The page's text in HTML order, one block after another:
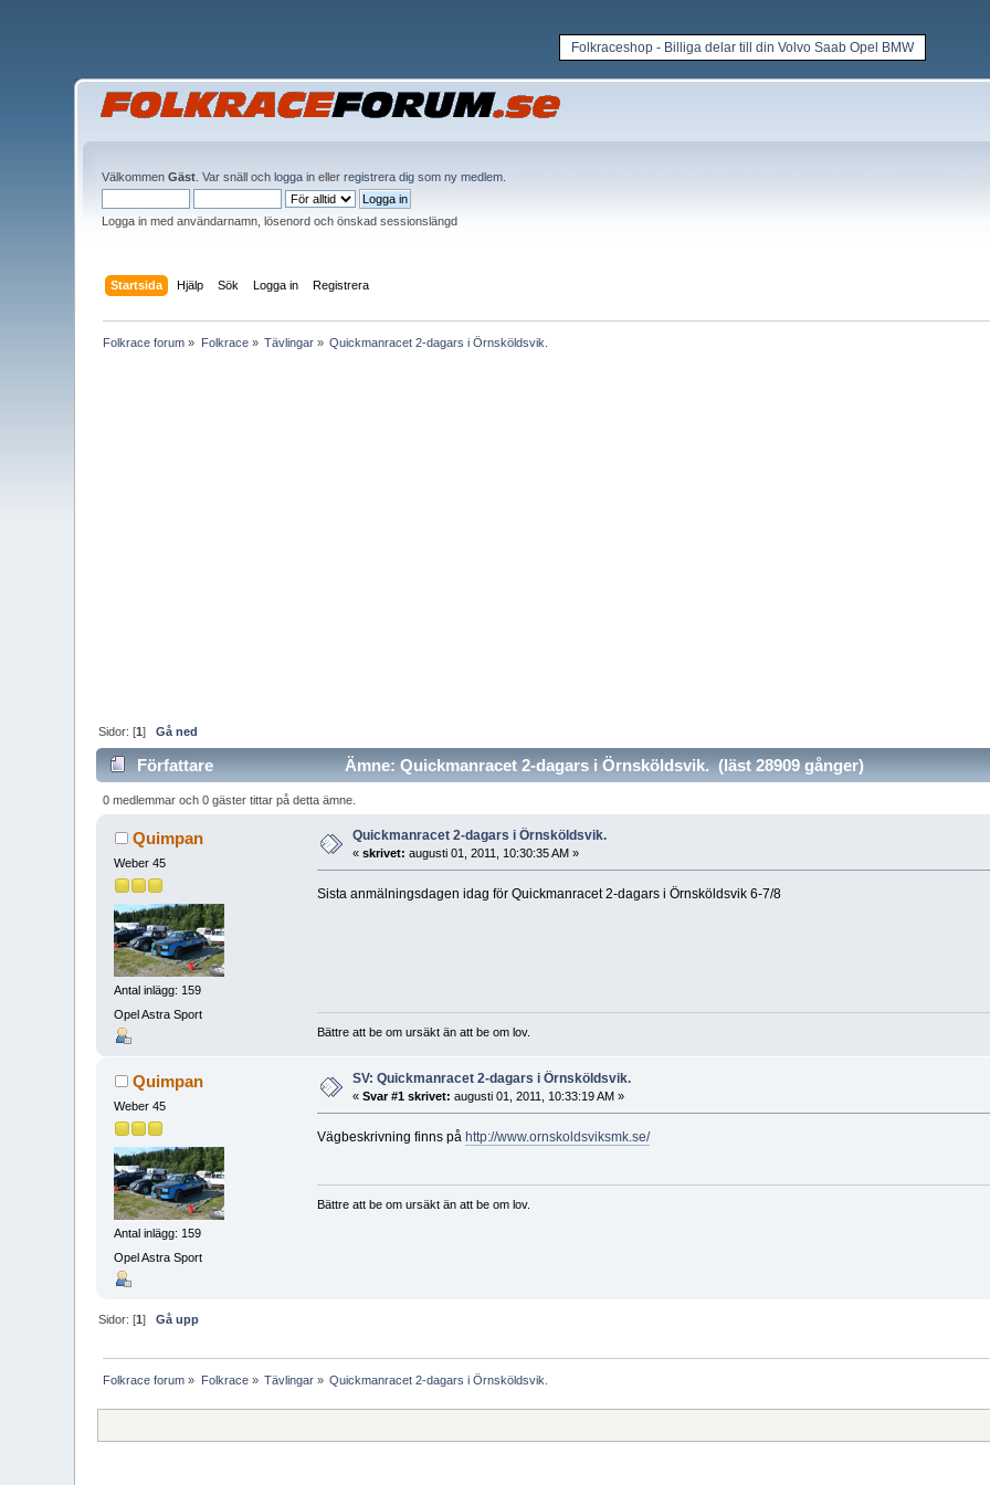
Folkraceshop - Billiga delar till din Volvo Saab Opel BMW
VälkommenGäst . Var snäll ochlogga in ellerregistrera dig som ny medlem
Logga in med användarnamn, lösenord och önskad sessionslängd
Startsida Hjälp Sök Logga in Registrera
Folkrace forum » Folkrace» Tävlingar » Quickmanracet 2-dagars i Örnsköldsvik.
Sidor: [1]Gå ned
Författare Ämne: Quickmanracet 2-dagars i Örnsköldsvik. (läst 28909 gånger)
0 medlemmar och 0 gäster tittar på detta ämne.
Quimpan
Weber 45
Antal inlägg: 159
Opel Astra Sport
Quickmanracet 2-dagars i Örnsköldsvik.
«skrivet: augusti 01, 2011, 10:30:35 AM »
Sista anmälningsdagen idag för Quickmanracet 2-dagars i Örnsköldsvik 6-7/8
Bättre att be om ursäkt än att be om lov.
Quimpan
Weber 45
Antal inlägg: 159
Opel Astra Sport
SV: Quickmanracet 2-dagars i Örnsköldsvik.
«Svar #1 skrivet: augusti 01, 2011, 10:33:19 AM »
Vägbeskrivning finns på http://www.ornskoldsviksmk.se/
Bättre att be om ursäkt än att be om lov.
Sidor: [1]Gå upp
Folkrace forum » Folkrace» Tävlingar » Quickmanracet 2-dagars i Örnsköldsvik.